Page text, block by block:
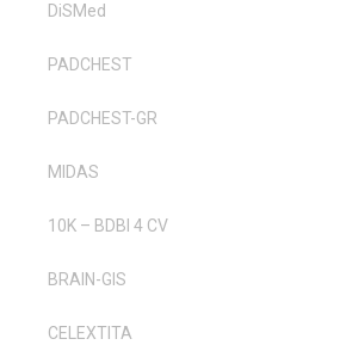
DiSMed
PADCHEST
PADCHEST-GR
MIDAS
10K – BDBI 4 CV
BRAIN-GIS
CELEXTITA